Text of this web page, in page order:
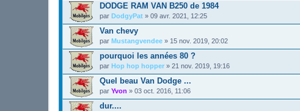
DODGE RAM VAN B250 de 1984
par DodgyPat » 09 avr. 2021, 12:25
Van chevy
par Mustangvendee » 15 nov. 2019, 20:02
pourquoi les années 80 ?
par Hop hop hopper » 21 nov. 2019, 19:16
Quel beau Van Dodge ...
par Yvon » 03 oct. 2016, 11:06
dur....